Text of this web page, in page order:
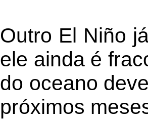
Outro El Niño
ele ainda é
do oceano
próximos